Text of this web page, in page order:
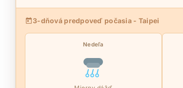
3-dňová predpoveď počasia - Taipei
Nedeľa